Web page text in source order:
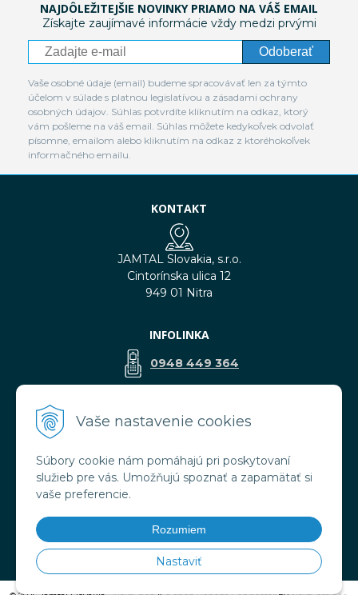
Vaše nastavenie cookies
Súbory cookie nám pomáhajú pri poskytovaní
služieb pre vás. Umožňujú spoznať a zapamätať si
vaše preferencie.
Rozumiem
Nastaviť
NAJDÔLEŽITEJŠIE NOVINKY PRIAMO NA VÁŠ EMAIL
Získajte zaujímavé informácie vždy medzi prvými
Odoberať
Vaše osobné údaje (email) budeme spracovávať len za týmto
účelom v súlade s platnou legislatívou a zásadami ochrany
osobných údajov. Súhlas potvrdíte kliknutím na odkaz, ktorý
vám pošleme na váš email. Súhlas môžete kedykoľvek odvolať
písomne, emailom alebo kliknutím na odkaz z ktoréhokoľvek
informačného emailu.
KONTAKT
JAMTAL Slovakia, s.r.o.
Cintorínska ulica 12
949 01 Nitra
INFOLINKA
0948 449 364
VŠETKO O NÁKUPE
Obchodné podmienky
Doprava a platba
Ochrana osobných údajov